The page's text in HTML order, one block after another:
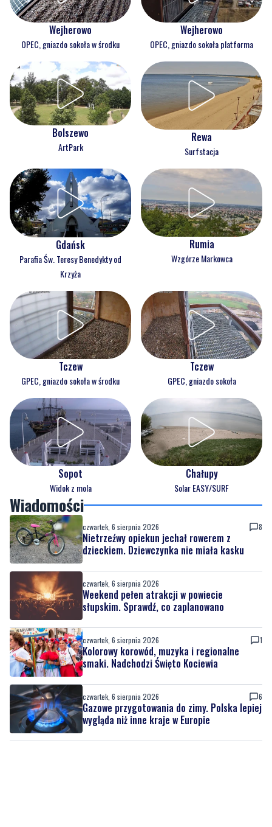
Wejherowo
OPEC, gniazdo sokoła w środku
Wejherowo
OPEC, gniazdo sokoła platforma
Bolszewo
ArtPark
Rewa
Surfstacja
Gdańsk
Parafia Św. Teresy Benedykty od
Krzyża
Rumia
Wzgórze Markowca
Tczew
GPEC, gniazdo sokoła w środku
Tczew
GPEC, gniazdo sokoła
Sopot
Widok z mola
Chałupy
Solar EASY/SURF
Wiadomości
czwartek, 6 sierpnia 2026 8
Nietrzeźwy opiekun jechał rowerem z
dzieckiem. Dziewczynka nie miała kasku
czwartek, 6 sierpnia 2026
Weekend pełen atrakcji w powiecie
słupskim. Sprawdź, co zaplanowano
czwartek, 6 sierpnia 2026 1
Kolorowy korowód, muzyka i regionalne
smaki. Nadchodzi Święto Kociewia
czwartek, 6 sierpnia 2026 6
Gazowe przygotowania do zimy. Polska lepiej
wygląda niż inne kraje w Europie